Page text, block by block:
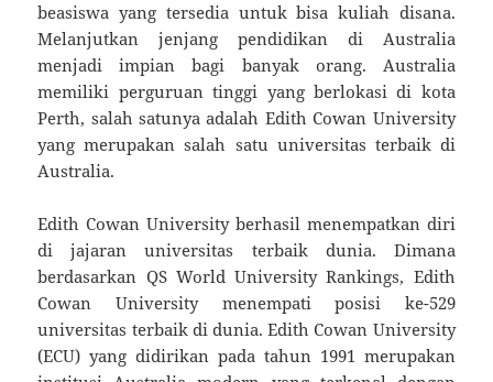
beasiswa yang tersedia untuk bisa kuliah disana.
Melanjutkan jenjang pendidikan di Australia
menjadi impian bagi banyak orang. Australia
memiliki perguruan tinggi yang berlokasi di kota
Perth, salah satunya adalah Edith Cowan University
yang merupakan salah satu universitas terbaik di
Australia.
Edith Cowan University berhasil menempatkan diri
di jajaran universitas terbaik dunia. Dimana
berdasarkan QS World University Rankings, Edith
Cowan University menempati posisi ke-529
universitas terbaik di dunia. Edith Cowan University
(ECU) yang didirikan pada tahun 1991 merupakan